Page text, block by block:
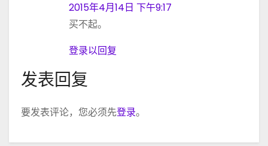
2015年4月14日 下午9:17
买不起。
登录以回复
发表回复
要发表评论，您必须先登录。